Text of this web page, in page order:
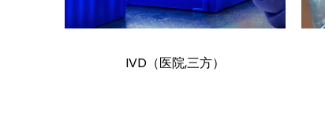
IVD（医院,三方）